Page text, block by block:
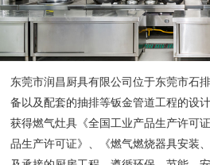
东莞市润昌厨具有限公司位于东莞市石
备以及配套的抽排等钣金管道工程的设
获得燃气灶具《全国工业产品生产许可
品生产许可证》、《燃气燃烧器具安装